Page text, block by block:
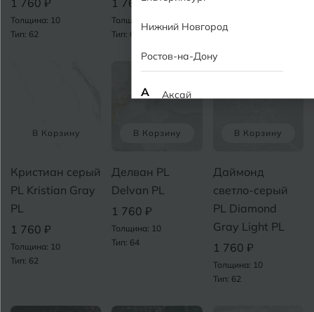
Толщина: 10
Тип: 62
Толщина: 10
Тип: 62
Тип: 62
В Корзину
Кристиан серый
PL Kristian Gray
PL
1 760 ₽
Толщина: 10
Тип: 62
В Корзину
Делван PL
Delvan PL
1 760 ₽
Толщина: 10
Тип: 64
В Корзину
Даймонд
светло-серый
PL Diamond
Gray Light PL
1 760 ₽
Толщина: 10
Тип: 62
Нижний Новгород
Ростов-на-Дону
А Аксай